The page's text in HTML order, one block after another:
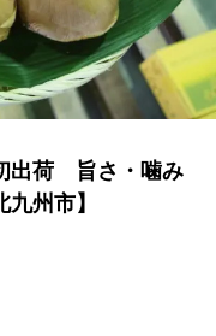
出荷 旨さ・噛み
州市】